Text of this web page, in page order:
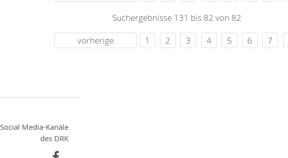
Suchergebnisse 131 bis 82 von 82
vorherige
1 2 3 4 5 6 7
Social Media-Kanäle
des DRK